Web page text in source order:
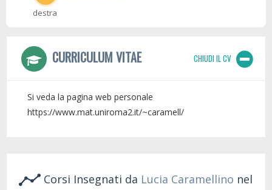
destra
CURRICULUM VITAE CHIUDI IL CV
Si veda la pagina web personale
https://www.mat.uniroma2.it/~caramell/
Corsi Insegnati da Lucia Caramellino